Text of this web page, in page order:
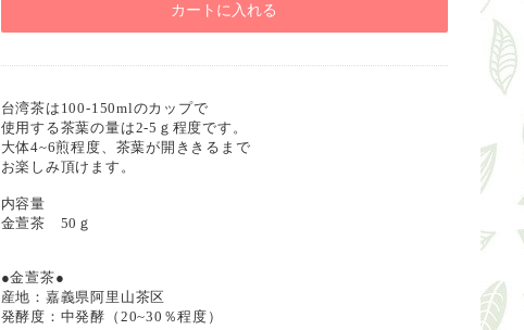
カートに入れる
台湾茶は100-150mlのカップで
使用する茶葉の量は2-5ｇ程度です。
大体4~6煎程度、茶葉が開ききるまで
お楽しみ頂けます。
内容量
金萱茶 50ｇ
●金萱茶●
産地：嘉義県阿里山茶区
発酵度：中発酵（20~30％程度）